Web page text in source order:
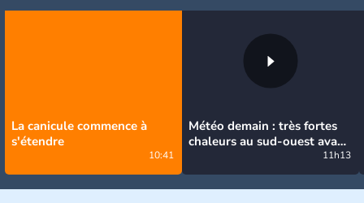
La canicule commence à
s'étendre
10:41
Météo demain : très fortes
chaleurs au sud-ouest avant
des orages, jusqu'à 39°C11h13